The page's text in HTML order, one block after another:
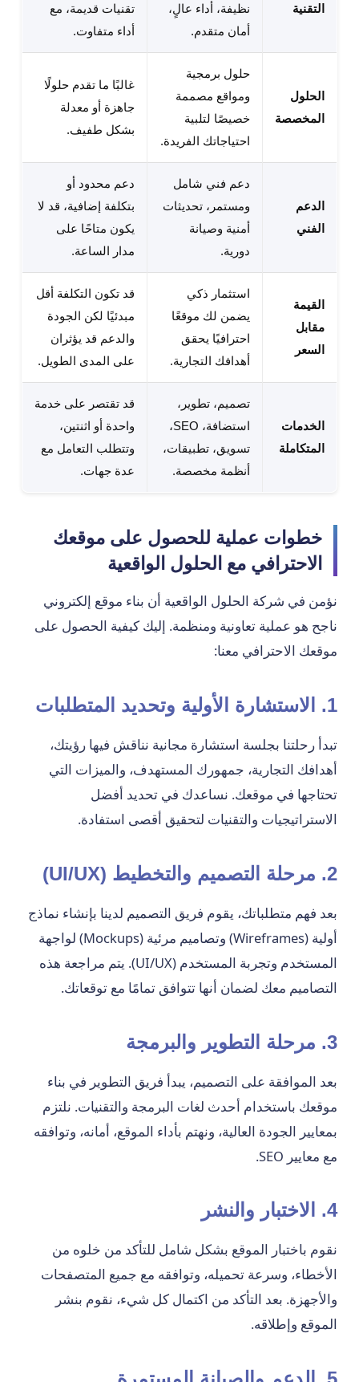
التقنية
نظيفة، أداء عالٍ،
أمان متقدم.
تقنيات قديمة، مع
أداء متفاوت.
الحلول
المخصصة
حلول برمجية
ومواقع مصممة
خصيصًا لتلبية
احتياجاتك الفريدة.
غالبًا ما تقدم حلولًا
جاهزة أو معدلة
بشكل طفيف.
الدعم
الفني
دعم فني شامل
ومستمر، تحديثات
أمنية وصيانة
دورية.
دعم محدود أو
بتكلفة إضافية، قد لا
يكون متاحًا على
مدار الساعة.
القيمة
مقابل
السعر
استثمار ذكي
يضمن لك موقعًا
احترافيًا يحقق
أهدافك التجارية.
قد تكون التكلفة أقل
مبدئيًا لكن الجودة
والدعم قد يؤثران
على المدى الطويل.
الخدمات
المتكاملة
تصميم، تطوير،
استضافة، SEO،
تسويق، تطبيقات،
أنظمة مخصصة.
قد تقتصر على خدمة
واحدة أو اثنتين،
وتتطلب التعامل مع
عدة جهات.
خطوات عملية للحصول على موقعك
الاحترافي مع الحلول الواقعية
نؤمن في شركة الحلول الواقعية أن بناء موقع إلكتروني
ناجح هو عملية تعاونية ومنظمة. إليك كيفية الحصول على
موقعك الاحترافي معنا:
1. الاستشارة الأولية وتحديد المتطلبات
تبدأ رحلتنا بجلسة استشارة مجانية نناقش فيها رؤيتك،
أهدافك التجارية، جمهورك المستهدف، والميزات التي
تحتاجها في موقعك. نساعدك في تحديد أفضل
الاستراتيجيات والتقنيات لتحقيق أقصى استفادة.
2. مرحلة التصميم والتخطيط (UI/UX)
بعد فهم متطلباتك، يقوم فريق التصميم لدينا بإنشاء نماذج
أولية (Wireframes) وتصاميم مرئية (Mockups) لواجهة
المستخدم وتجربة المستخدم (UI/UX). يتم مراجعة هذه
التصاميم معك لضمان أنها تتوافق تمامًا مع توقعاتك.
3. مرحلة التطوير والبرمجة
بعد الموافقة على التصميم، يبدأ فريق التطوير في بناء
موقعك باستخدام أحدث لغات البرمجة والتقنيات. نلتزم
بمعايير الجودة العالية، ونهتم بأداء الموقع، أمانه، وتوافقه
مع معايير SEO.
4. الاختبار والنشر
نقوم باختبار الموقع بشكل شامل للتأكد من خلوه من
الأخطاء، وسرعة تحميله، وتوافقه مع جميع المتصفحات
والأجهزة. بعد التأكد من اكتمال كل شيء، نقوم بنشر
الموقع وإطلاقه.